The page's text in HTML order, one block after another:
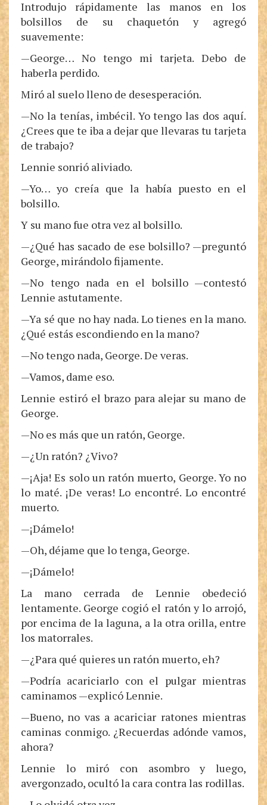
Introdujo rápidamente las manos en los
bolsillos de su chaquetón y agregó
suavemente:
—George… No tengo mi tarjeta. Debo de
haberla perdido.
Miró al suelo lleno de desesperación.
—No la tenías, imbécil. Yo tengo las dos aquí.
¿Crees que te iba a dejar que llevaras tu tarjeta
de trabajo?
Lennie sonrió aliviado.
—Yo… yo creía que la había puesto en el
bolsillo.
Y su mano fue otra vez al bolsillo.
—¿Qué has sacado de ese bolsillo? —preguntó
George, mirándolo fijamente.
—No tengo nada en el bolsillo —contestó
Lennie astutamente.
—Ya sé que no hay nada. Lo tienes en la mano.
¿Qué estás escondiendo en la mano?
—No tengo nada, George. De veras.
—Vamos, dame eso.
Lennie estiró el brazo para alejar su mano de
George.
—No es más que un ratón, George.
—¿Un ratón? ¿Vivo?
—¡Aja! Es solo un ratón muerto, George. Yo no
lo maté. ¡De veras! Lo encontré. Lo encontré
muerto.
—¡Dámelo!
—Oh, déjame que lo tenga, George.
—¡Dámelo!
La mano cerrada de Lennie obedeció
lentamente. George cogió el ratón y lo arrojó,
por encima de la laguna, a la otra orilla, entre
los matorrales.
—¿Para qué quieres un ratón muerto, eh?
—Podría acariciarlo con el pulgar mientras
caminamos —explicó Lennie.
—Bueno, no vas a acariciar ratones mientras
caminas conmigo. ¿Recuerdas adónde vamos,
ahora?
Lennie lo miró con asombro y luego,
avergonzado, ocultó la cara contra las rodillas.